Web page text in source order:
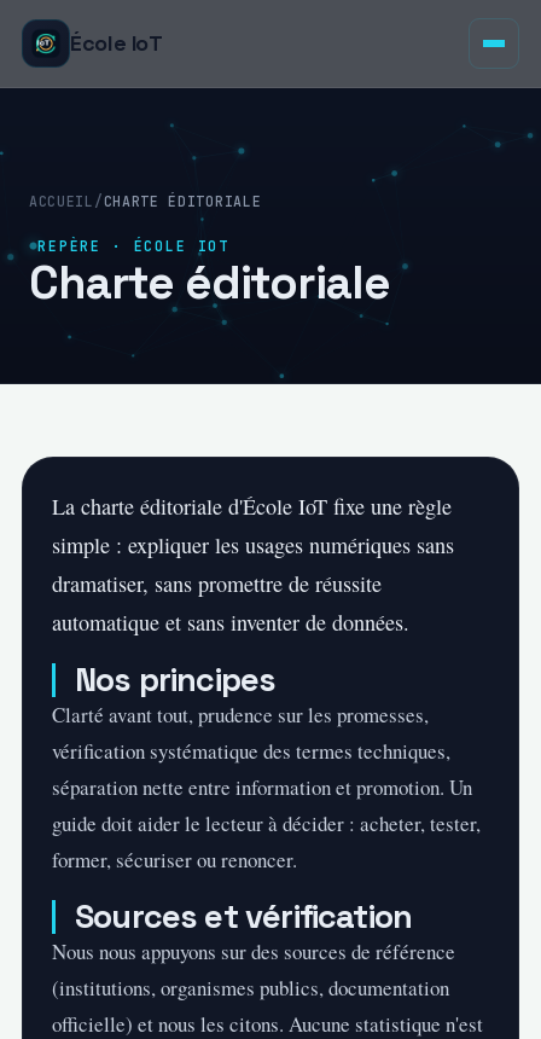
École IoT
ACCUEIL /CHARTE ÉDITORIALE
REPÈRE · ÉCOLE IOT
Charte éditoriale
La charte éditoriale d'École IoT fixe une règle
simple : expliquer les usages numériques sans
dramatiser, sans promettre de réussite
automatique et sans inventer de données.
Nos principes
Clarté avant tout, prudence sur les promesses,
vérification systématique des termes techniques,
séparation nette entre information et promotion. Un
guide doit aider le lecteur à décider : acheter, tester,
former, sécuriser ou renoncer.
Sources et vérification
Nous nous appuyons sur des sources de référence
(institutions, organismes publics, documentation
officielle) et nous les citons. Aucune statistique n'est